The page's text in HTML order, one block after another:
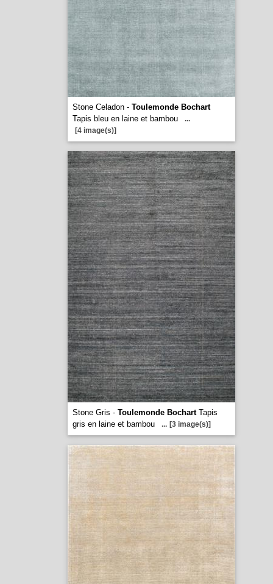
Stone Celadon - Toulemonde Bochart
Tapis bleu en laine et bambou
...
[4 image(s)]
Stone Gris - Toulemonde BochartTapis
gris en laine et bambou
... [3 image(s)]